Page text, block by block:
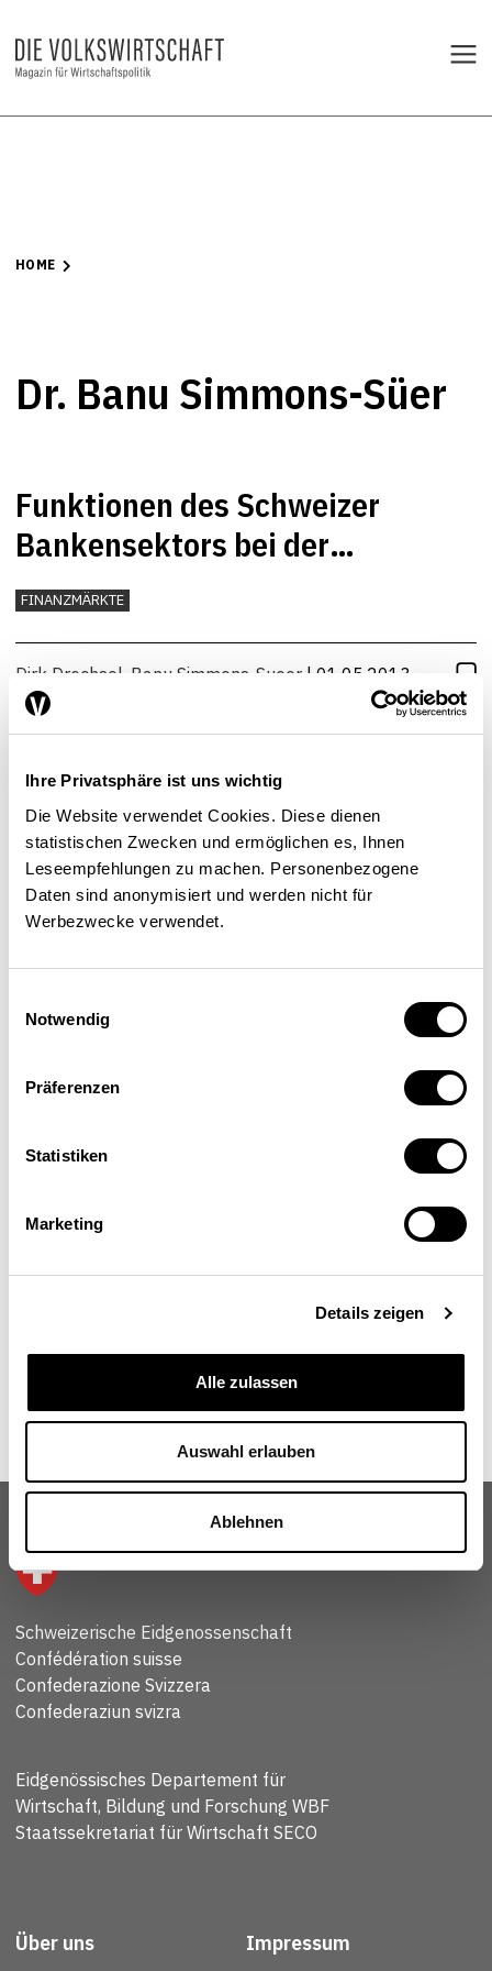
Ihre Privatsphäre ist uns wichtig
Die Website verwendet Cookies. Diese dienen
statistischen Zwecken und ermöglichen es, Ihnen
Leseempfehlungen zu machen. Personenbezogene
Daten sind anonymisiert und werden nicht für
Werbezwecke verwendet.
Notwendig
Präferenzen
Statistiken
Marketing
Details zeigen
Alle zulassen
Auswahl erlauben
Ablehnen
HOME
Dr. Banu Simmons-Süer
Funktionen des Schweizer
Bankensektors bei der
Transformation von
Ersparnissen in reale
Investitionen
FINANZMÄRKTE
Dirk Drechsel Banu Simmons-Sueer | 01.05.2013
Banu Simmons-Sueer
Schweizerische Eidgenossenschaft
Confédération suisse
Confederazione Svizzera
Confederaziun svizra
Eidgenössisches Departement für
Wirtschaft, Bildung und Forschung WBF
Staatssekretariat für Wirtschaft SECO
Über uns
Impressum